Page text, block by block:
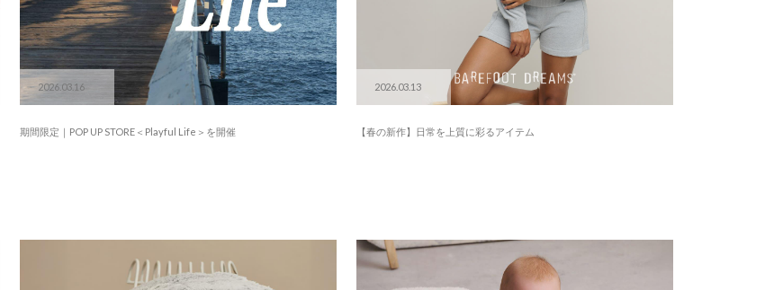
2026.03.16
期間限定｜POP UP STORE＜Playful Life＞を開催
2026.03.13
【春の新作】日常を上質に彩るアイテム